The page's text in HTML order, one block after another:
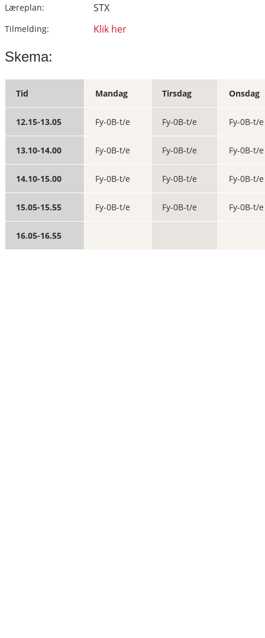
Læreplan: STX
Tilmelding: Klik her
Skema:
Tid Mandag Tirsdag Onsdag
12.15-13.05 Fy-0B-t/e Fy-0B-t/e Fy-0B-t/e
13.10-14.00 Fy-0B-t/e Fy-0B-t/e Fy-0B-t/e
14.10-15.00 Fy-0B-t/e Fy-0B-t/e Fy-0B-t/e
15.05-15.55 Fy-0B-t/e Fy-0B-t/e Fy-0B-t/e
16.05-16.55